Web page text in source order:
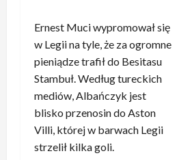
Ernest Muci wypromował się
w Legii na tyle, że za ogromne
pieniądze trafił do Besitasu
Stambuł. Według tureckich
mediów, Albańczyk jest
blisko przenosin do Aston
Villi, której w barwach Legii
strzelił kilka goli.